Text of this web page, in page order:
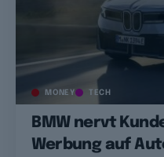
MONEY TECH
BMW nervt
Werbung auf